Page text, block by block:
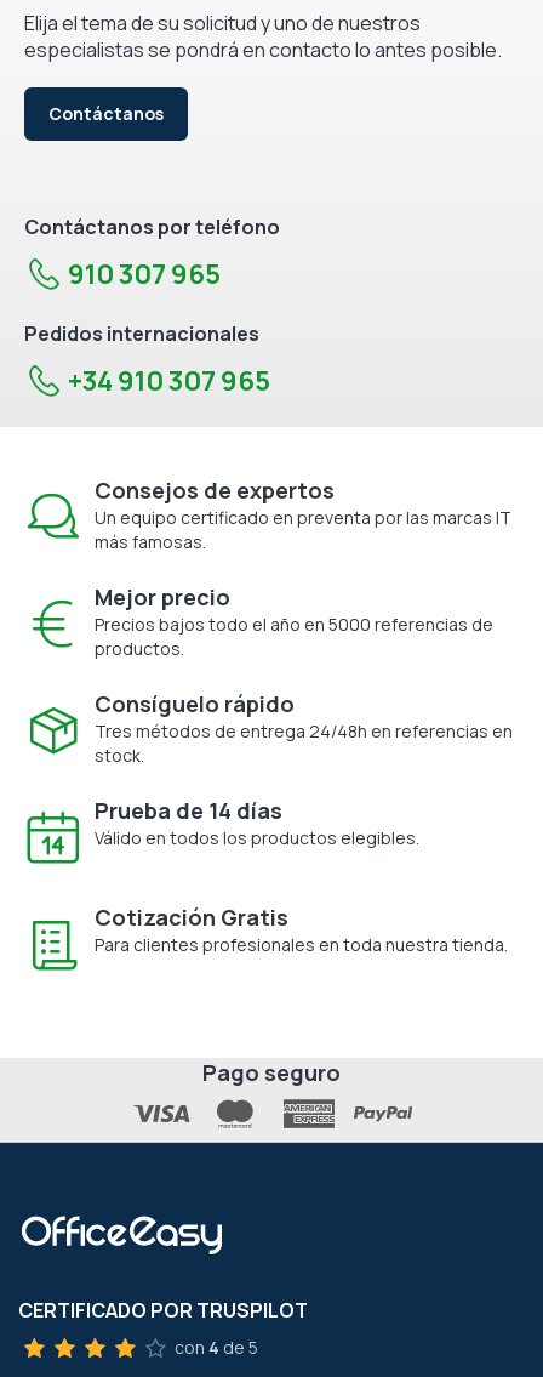
Elija el tema de su solicitud y uno de nuestros
especialistas se pondrá en contacto lo antes posible.
Contáctanos
Contáctanos por teléfono
910 307 965
Pedidos internacionales
+34 910 307 965
Consejos de expertos
Un equipo certificado en preventa por las marcas IT
más famosas.
Mejor precio
Precios bajos todo el año en 5000 referencias de
productos.
Consíguelo rápido
Tres métodos de entrega 24/48h en referencias en
stock.
Prueba de 14 días
Válido en todos los productos elegibles.
Cotización Gratis
Para clientes profesionales en toda nuestra tienda.
Pago seguro
CERTIFICADO POR TRUSPILOT
con 4 de 5